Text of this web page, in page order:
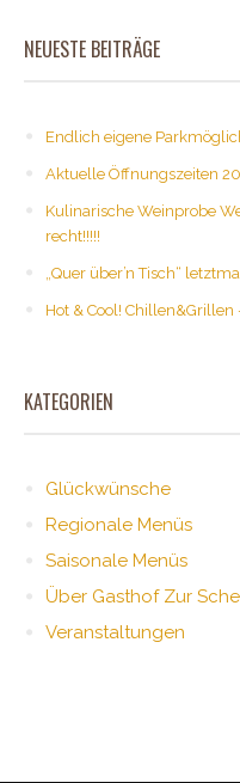
NEUESTE BEITRÄGE
Endlich eigene
Aktuelle Öffnungszeiten
Kulinarische Weinprobe
recht!!!!!
„Quer über’n Tisch“
Hot & Cool!
KATEGORIEN
Glückwünsche
Regionale Menüs
Saisonale Menüs
Über Gasthof Zur
Veranstaltungen